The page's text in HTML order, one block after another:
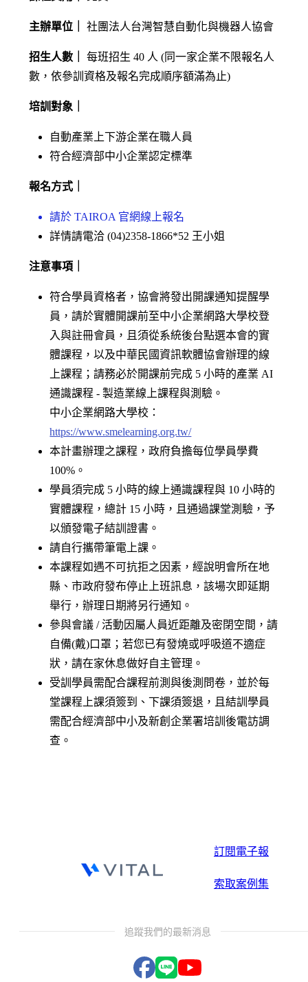
主辦單位｜ 社團法人台灣智慧自動化與機器人協會
招生人數｜
每班招生 40 人 (同一家企業不限報名人
數，依參訓資格及報名完成順序額滿為止)
培訓對象｜
自動產業上下游企業在職人員
符合經濟部中小企業認定標準
報名方式｜
請於 TAIROA 官網線上報名
詳情請電洽 (04)2358-1866*52 王小姐
注意事項｜
符合學員資格者，協會將發出開課通知提醒學
員，請於實體開課前至中小企業網路大學校登
入與註冊會員，且須從系統後台點選本會的實
體課程，以及中華民國資訊軟體協會辦理的線
上課程；請務必於開課前完成 5 小時的產業 AI
通識課程 - 製造業線上課程與測驗。
中小企業網路大學校：
https://www.smelearning.org.tw/
本計畫辦理之課程，政府負擔每位學員學費
100%。
學員須完成 5 小時的線上通識課程與 10 小時的
實體課程，總計 15 小時，且通過課堂測驗，予
以頒發電子結訓證書。
請自行攜帶筆電上課。
本課程如遇不可抗拒之因素，經說明會所在地
縣、市政府發布停止上班訊息，該場次即延期
舉行，辦理日期將另行通知。
參與會議 / 活動因屬人員近距離及密閉空間，請
自備(戴)口罩；若您已有發燒或呼吸道不適症
狀，請在家休息做好自主管理。
受訓學員需配合課程前測與後測問卷，並於每
堂課程上課須簽到、下課須簽退，且結訓學員
需配合經濟部中小及新創企業署培訓後電訪調
查。
訂閱電子報
索取案例集
追蹤我們的最新消息